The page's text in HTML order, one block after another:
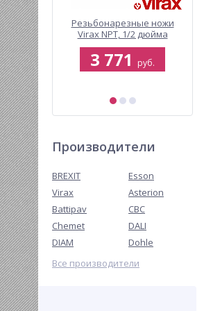
1
Резьбонарезные ножи
Virax NPT, 1/2 дюйма
3 771 руб.
Производители
BREXIT
Esson
Virax
Asterion
Battipav
CBC
Chemet
DALI
DIAM
Dohle
Все производители